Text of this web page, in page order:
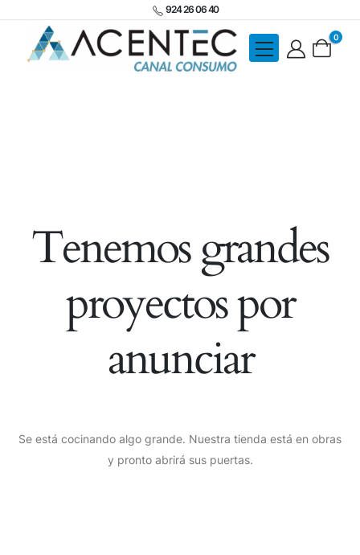
924 26 06 40
0
Tenemos grandes
proyectos por
anunciar
Se está cocinando algo grande. Nuestra tienda está en obras
y pronto abrirá sus puertas.